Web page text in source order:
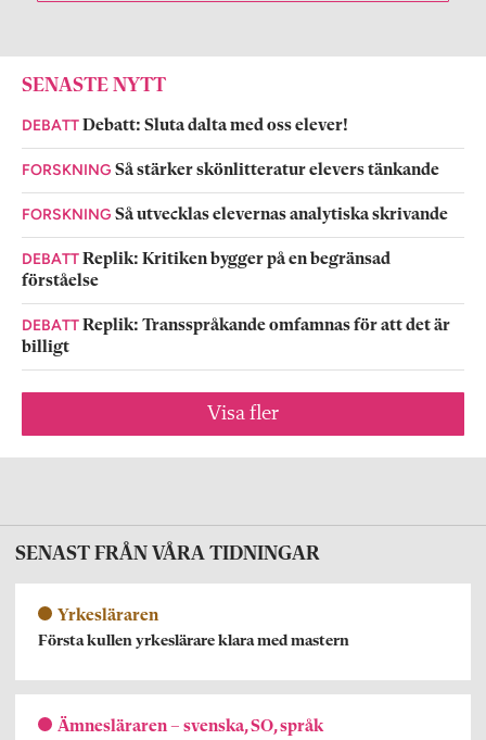
SENASTE NYTT
DEBATTDebatt: Sluta dalta med oss elever!
FORSKNING Så stärker skönlitteratur elevers tänkande
FORSKNING Så utvecklas elevernas analytiska skrivande
DEBATTReplik: Kritiken bygger på en begränsad
förståelse
DEBATTReplik: Transspråkande omfamnas för att det är
billigt
Visa fler
SENAST FRÅN VÅRA TIDNINGAR
Yrkesläraren
Första kullen yrkeslärare klara med mastern
Ämnesläraren – svenska, SO, språk